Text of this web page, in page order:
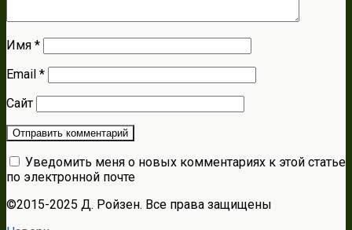
Имя *
Email *
Сайт
Уведомить меня о новых комментариях к этой статье
по электронной почте
©2015-2025 Д. Ройзен. Все права защищены